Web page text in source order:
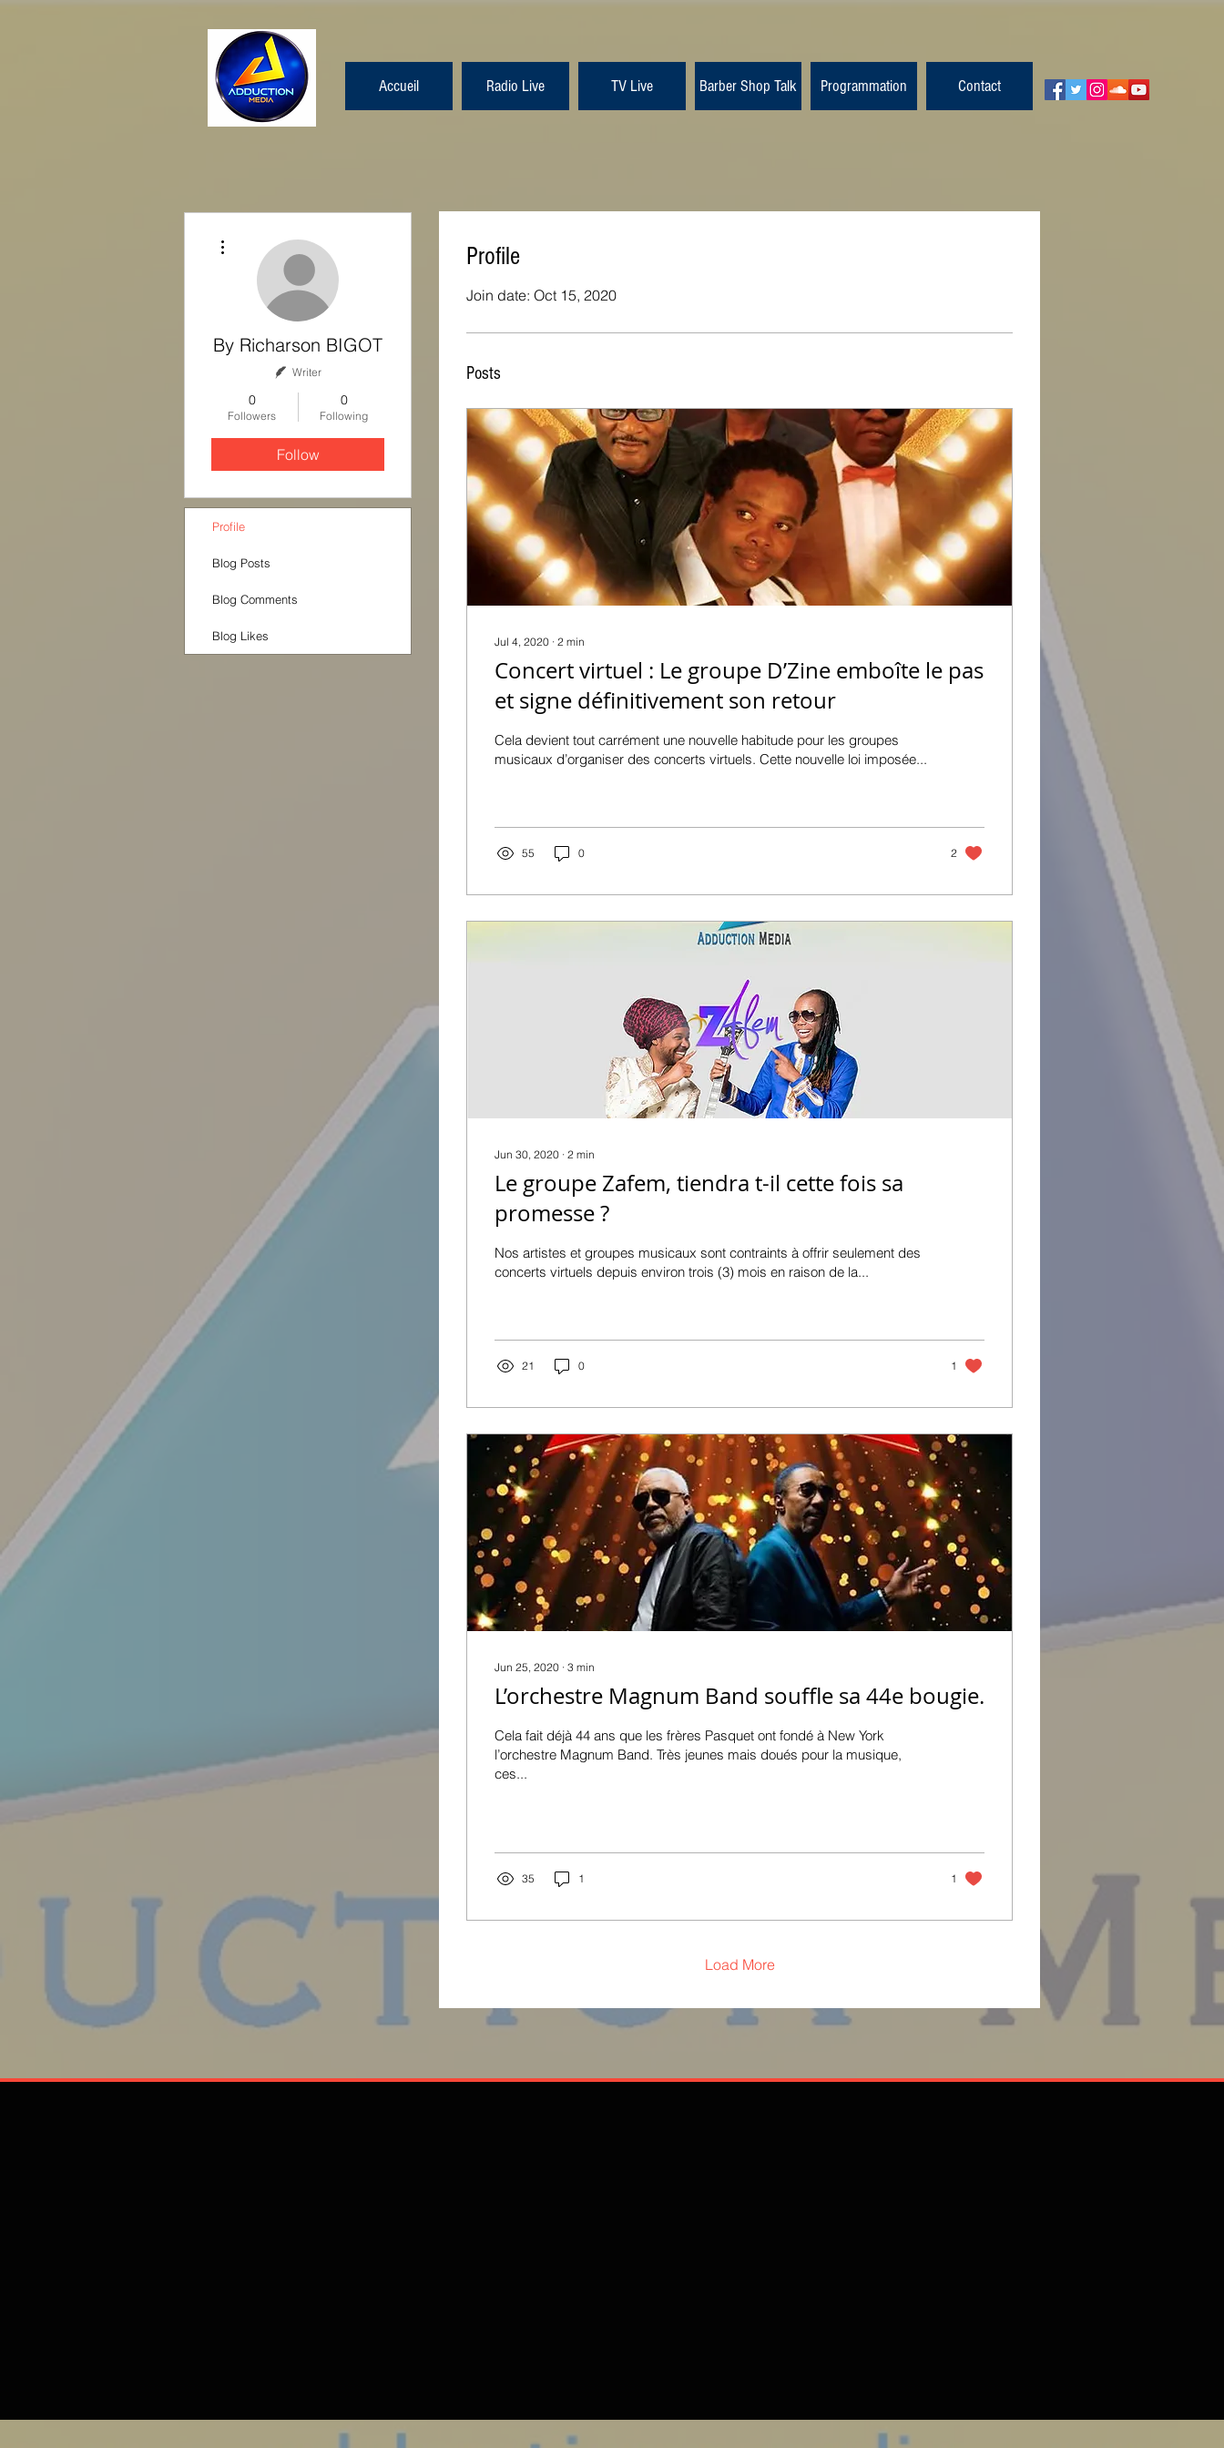
Accueil Radio Live TV Live Barber Shop Talk Programmation Contact
Profile
Join date: Oct 15, 2020
Posts
Jul 4, 2020 ∙ 2 min
Concert virtuel : Le groupe D’Zine emboîte le pas
et signe définitivement son retour
Cela devient tout carrément une nouvelle habitude pour les groupes
musicaux d’organiser des concerts virtuels. Cette nouvelle loi imposée...
55 0 2
Jun 30, 2020 ∙ 2 min
Le groupe Zafem, tiendra t-il cette fois sa
promesse ?
Nos artistes et groupes musicaux sont contraints à offrir seulement des
concerts virtuels depuis environ trois (3) mois en raison de la...
21 0 1
Jun 25, 2020 ∙ 3 min
L’orchestre Magnum Band souffle sa 44e bougie.
Cela fait déjà 44 ans que les frères Pasquet ont fondé à New York
l’orchestre Magnum Band. Très jeunes mais doués pour la musique,
ces...
35 1 1
Load More
By Richarson BIGOT
Writer
0
Followers
0
Following
Follow
Profile
Blog Posts
Blog Comments
Blog Likes